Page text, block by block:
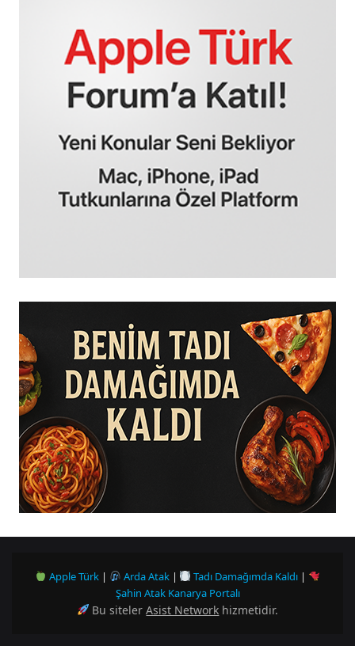
Apple Türk| Arda Atak| Tadı Damağımda Kaldı |
Şahin Atak Kanarya Portalı
Bu sitelerAsist Network hizmetidir.